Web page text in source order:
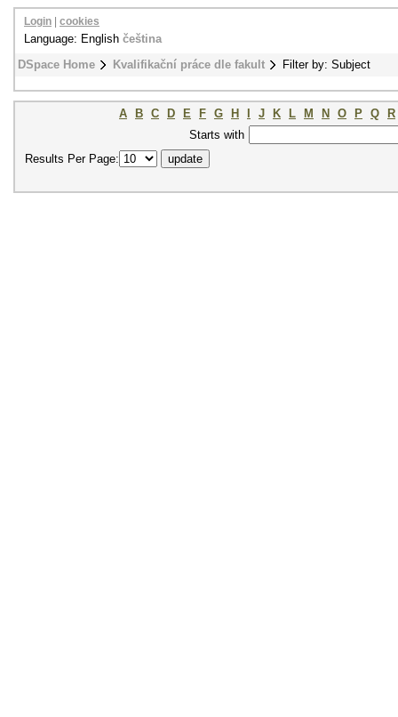
DSpace Home Kvalifikační práce dle fakult Filter by: Subject
Login cookies
Language: English čeština
A B C D E F G H J K L M N O P Q
R
Starts with
Results Per Page: